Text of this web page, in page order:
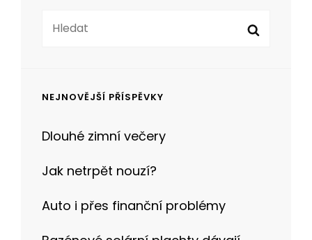
Search
NEJNOVĚJŠÍ PŘÍSPĚVKY
Dlouhé zimní večery
Jak netrpět nouzí?
Auto i přes finanční problémy